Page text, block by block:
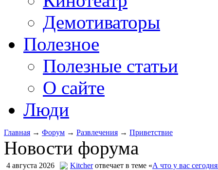
Демотиваторы
Полезное
Полезные статьи
О сайте
Люди
Главная → Форум → Развлечения → Приветствие
Новости форума
4 августа 2026 Kitcherотвечает в теме «А что у вас